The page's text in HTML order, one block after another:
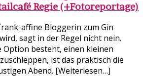
Regie (+Fotoreportage)
affine Bloggerin zum Gin
sagt in der Regel nicht nein.
Option besteht, einen kleinen
ist das praktisch die
Abend. [Weiterlesen…]